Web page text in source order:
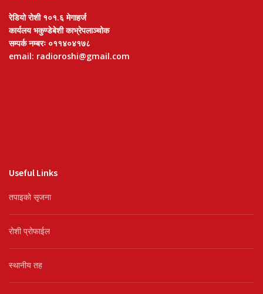
रेडियो रोशी १०१.६ मेगाहर्ज
कार्यलय भकुण्डेबेशी काभ्रेपलाञ्चोक
सम्पर्क नम्बरः ०११४०४१७८
email: radioroshi@gmail.com
Useful Links
तपाइको सृजना
रोशी प्रोफाईल
स्थानीय तह